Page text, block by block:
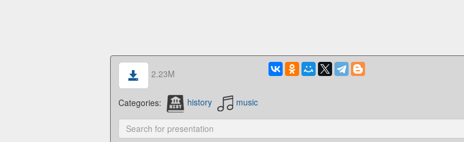
2.23M
Categories: history music